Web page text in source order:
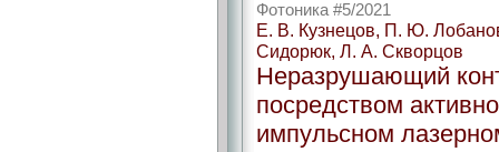
Фотоника #5/2021
Е. В. Кузнецов, П. Ю.
Сидорюк, Л. А. Скворцов
Неразрушающий
посредством
импульсном